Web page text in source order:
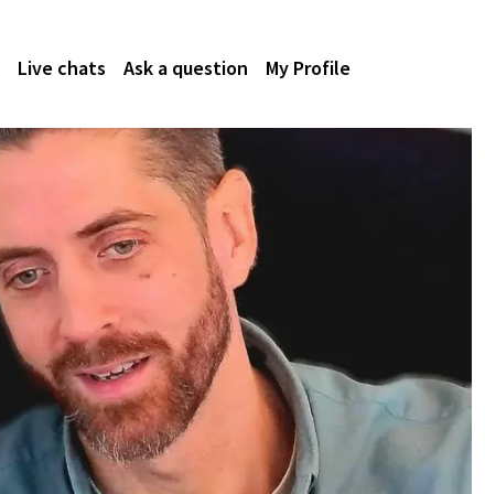
Live chats Ask a question My Profile